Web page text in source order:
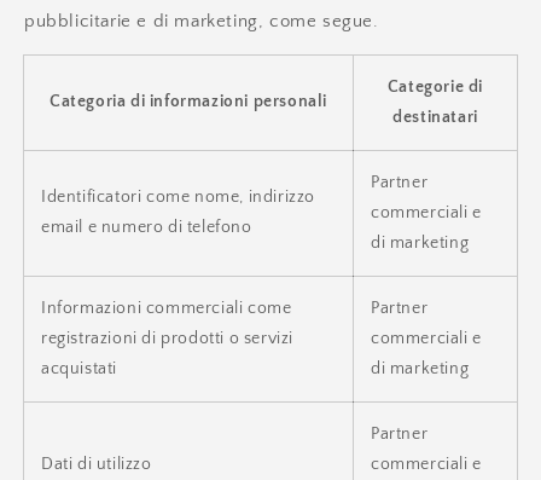
pubblicitarie e di marketing, come segue.
Categoria di informazioni personali
Categorie di
destinatari
Identificatori come nome, indirizzo
email e numero di telefono
Partner
commerciali e
di marketing
Informazioni commerciali come
registrazioni di prodotti o servizi
acquistati
Partner
commerciali e
di marketing
Dati di utilizzo
Partner
commerciali e